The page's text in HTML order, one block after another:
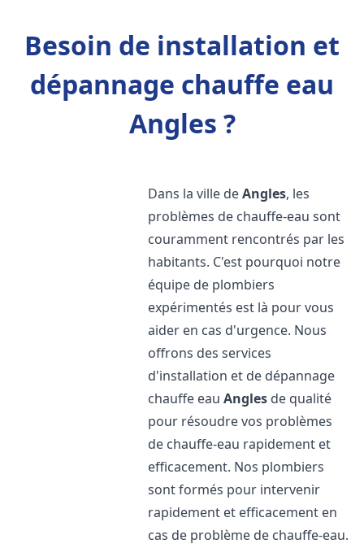
Besoin de installation et
dépannage chauffe eau
Angles ?
Dans la ville deAngles, les
problèmes de chauffe-eau sont
couramment rencontrés par les
habitants. C'est pourquoi notre
équipe de plombiers
expérimentés est là pour vous
aider en cas d'urgence. Nous
offrons des services
d'installation et de dépannage
chauffe eauAngles de qualité
pour résoudre vos problèmes
de chauffe-eau rapidement et
efficacement. Nos plombiers
sont formés pour intervenir
rapidement et efficacement en
cas de problème de chauffe-eau.